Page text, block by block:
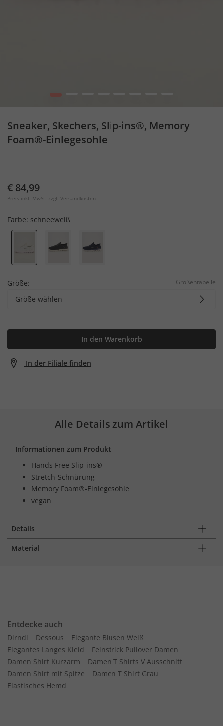
Sneaker, Skechers, Slip-ins®, Memory
Foam®-Einlegesohle
€ 84,99
Preis inkl. MwSt. zzgl. Versandkosten
Farbe: schneeweiß
Größe: Größentabelle
Größe wählen
In den Warenkorb
In der Filiale finden
Alle Details zum Artikel
Informationen zum Produkt
Hands Free Slip-ins®
Stretch-Schnürung
Memory Foam®-Einlegesohle
vegan
Details
Material
Entdecke auch
Dirndl Dessous
Elegante Blusen Weiß
Elegantes Langes Kleid
Feinstrick Pullover Damen
Damen Shirt Kurzarm
Damen T Shirts V Ausschnitt
Damen Shirt mit Spitze
Damen T Shirt Grau
Elastisches Hemd